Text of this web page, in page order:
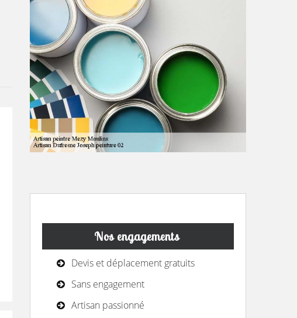
Nos engagements
Devis et déplacement gratuits
Sans engagement
Artisan passionné